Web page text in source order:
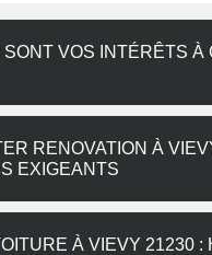
VOS INTÉRÊTS À
RENOVATION À
EXIGEANTS
À VIEVY 21230 :